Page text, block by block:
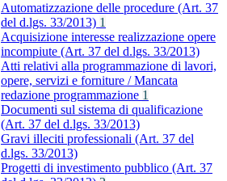
Automatizzazione delle procedure (Art. 37
del d.lgs. 33/2013) 1
Acquisizione interesse realizzazione opere
incompiute (Art. 37 del d.lgs. 33/2013)
Atti relativi alla programmazione di lavori,
opere, servizi e forniture / Mancata
redazione programmazione 1
Documenti sul sistema di qualificazione
(Art. 37 del d.lgs. 33/2013)
Gravi illeciti professionali (Art. 37 del
d.lgs. 33/2013)
Progetti di investimento pubblico (Art. 37